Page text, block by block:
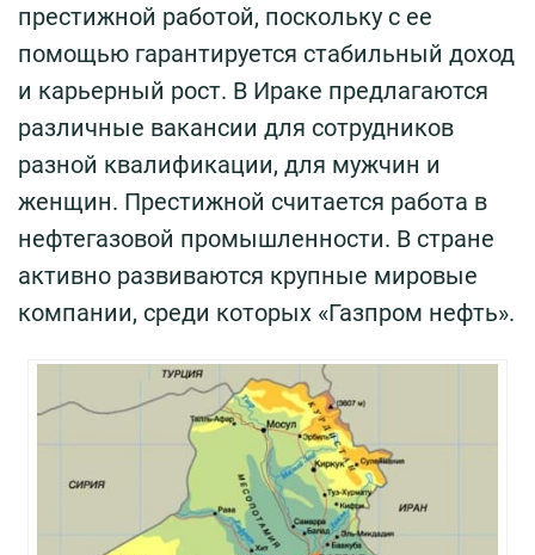
престижной работой, поскольку с ее
помощью гарантируется стабильный доход
и карьерный рост. В Ираке предлагаются
различные вакансии для сотрудников
разной квалификации, для мужчин и
женщин. Престижной считается работа в
нефтегазовой промышленности. В стране
активно развиваются крупные мировые
компании, среди которых «Газпром нефть».